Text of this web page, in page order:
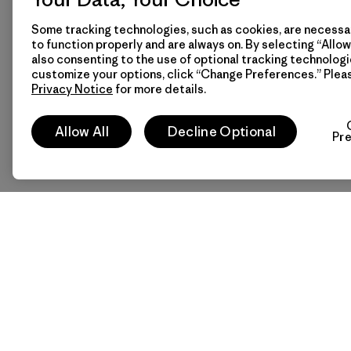
Some tracking technologies, such as cookies, are
to function properly and are always on. By selecting “Allow
also consenting to the use of optional tracking
customize your options, click “Change Preferences.”
Privacy Notice for more details.
Allow All Decline Optional